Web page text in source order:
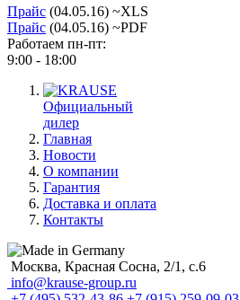
Прайс (04.05.16) ~XLS
Прайс (04.05.16) ~PDF
Работаем пн-пт:
9:00 - 18:00
Официальный
дилер
Главная
Новости
О компании
Гарантия
Доставка и оплата
Контакты
Москва, Красная Сосна, 2/1, с.6
info@krause-group.ru